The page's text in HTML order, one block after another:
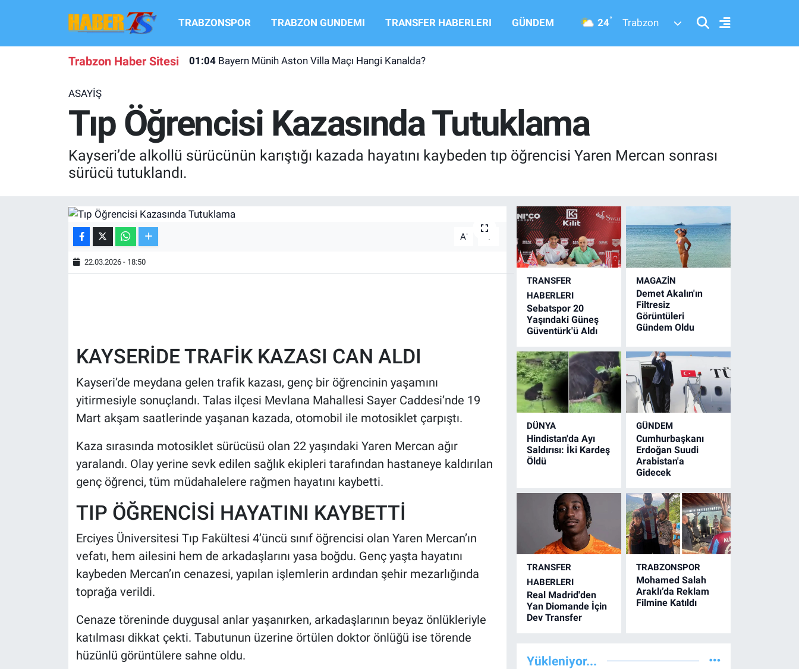
TRABZONSPOR TRABZON GUNDEMI TRANSFER HABERLERI GÜNDEM 24° Trabzon
Trabzon Haber Sitesi 01:04 Bayern Münih Aston Villa Maçı Hangi Kanalda?
ASAYİŞ
Tıp Öğrencisi Kazasında Tutuklama
Kayseri’de alkollü sürücünün karıştığı kazada hayatını kaybeden tıp öğrencisi Yaren Mercan sonrası
sürücü tutuklandı.
A- A
22.03.2026 - 18:50
KAYSERİDE TRAFİK KAZASI CAN ALDI
Kayseri’de meydana gelen trafik kazası, genç bir öğrencinin yaşamını
yitirmesiyle sonuçlandı. Talas ilçesi Mevlana Mahallesi Sayer Caddesi’nde 19
Mart akşam saatlerinde yaşanan kazada, otomobil ile motosiklet çarpıştı.
Kaza sırasında motosiklet sürücüsü olan 22 yaşındaki Yaren Mercan ağır
yaralandı. Olay yerine sevk edilen sağlık ekipleri tarafından hastaneye kaldırılan
genç öğrenci, tüm müdahalelere rağmen hayatını kaybetti.
TIP ÖĞRENCİSİ HAYATINI KAYBETTİ
Erciyes Üniversitesi Tıp Fakültesi 4’üncü sınıf öğrencisi olan Yaren Mercan’ın
vefatı, hem ailesini hem de arkadaşlarını yasa boğdu. Genç yaşta hayatını
kaybeden Mercan’ın cenazesi, yapılan işlemlerin ardından şehir mezarlığında
toprağa verildi.
Cenaze töreninde duygusal anlar yaşanırken, arkadaşlarının beyaz önlükleriyle
katılması dikkat çekti. Tabutunun üzerine örtülen doktor önlüğü ise törende
hüzünlü görüntülere sahne oldu.
TRANSFER
HABERLERI
Sebatspor 20
Yaşındaki Güneş
Güventürk'ü Aldı
MAGAZİN
Demet Akalın'ın
Filtresiz
Görüntüleri
Gündem Oldu
DÜNYA
Hindistan'da Ayı
Saldırısı: İki Kardeş
Öldü
GÜNDEM
Cumhurbaşkanı
Erdoğan Suudi
Arabistan'a
Gidecek
TRANSFER
HABERLERI
Real Madrid'den
Yan Diomande İçin
Dev Transfer
TRABZONSPOR
Mohamed Salah
Araklı’da Reklam
Filmine Katıldı
Yükleniyor...
TRABZONSPOR
TRANSFER HABERLERI
KULİS MEYDANI
ALT LIGLER
KÜLTÜR SANAT
EKONOMİ
HABERDE İNSAN
POLİTİKA
MAGAZİN
Hava Durumu
Süper Lig Puan Durumu ve Fikstür
Tüm Manşetler
Son Dakika Haberleri